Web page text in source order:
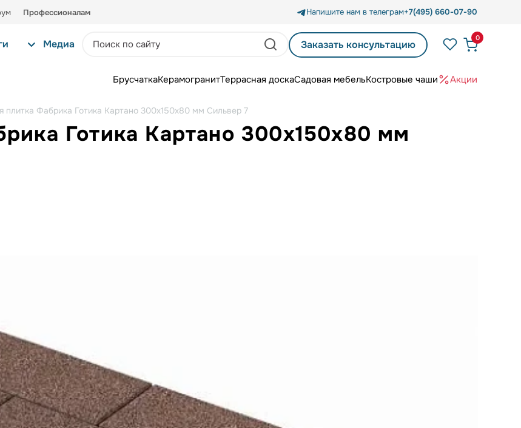
Профессионалам Напишите нам в телеграм+7(495) 660-07-90
Медиа Заказать консультацию
0
БрусчаткаКерамогранитТеррасная доскаСадовая мебельКостровые чаши Акции
плитка Фабрика Готика Картано 300х150х80 мм Сильвер 7
Готика Картано 300х150х80 мм